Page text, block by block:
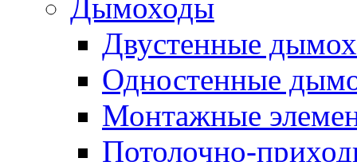
Дымоходы
Двустенные
Одностенные
Монтажные
Потолочно-